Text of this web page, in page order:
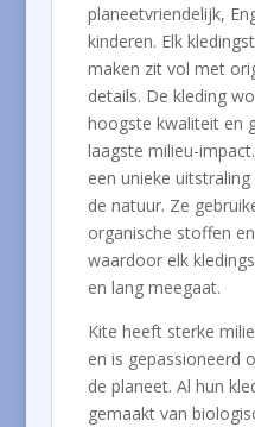
planeetvriendelijk,
kinderen. Elk
maken zit vol met
details. De kleding
hoogste kwaliteit en
laagste milieu-
een unieke
de natuur. Ze
organische stoffen
waardoor elk
en lang meegaat.
Kite heeft sterke
en is gepassioneerd
de planeet. Al hun
gemaakt van